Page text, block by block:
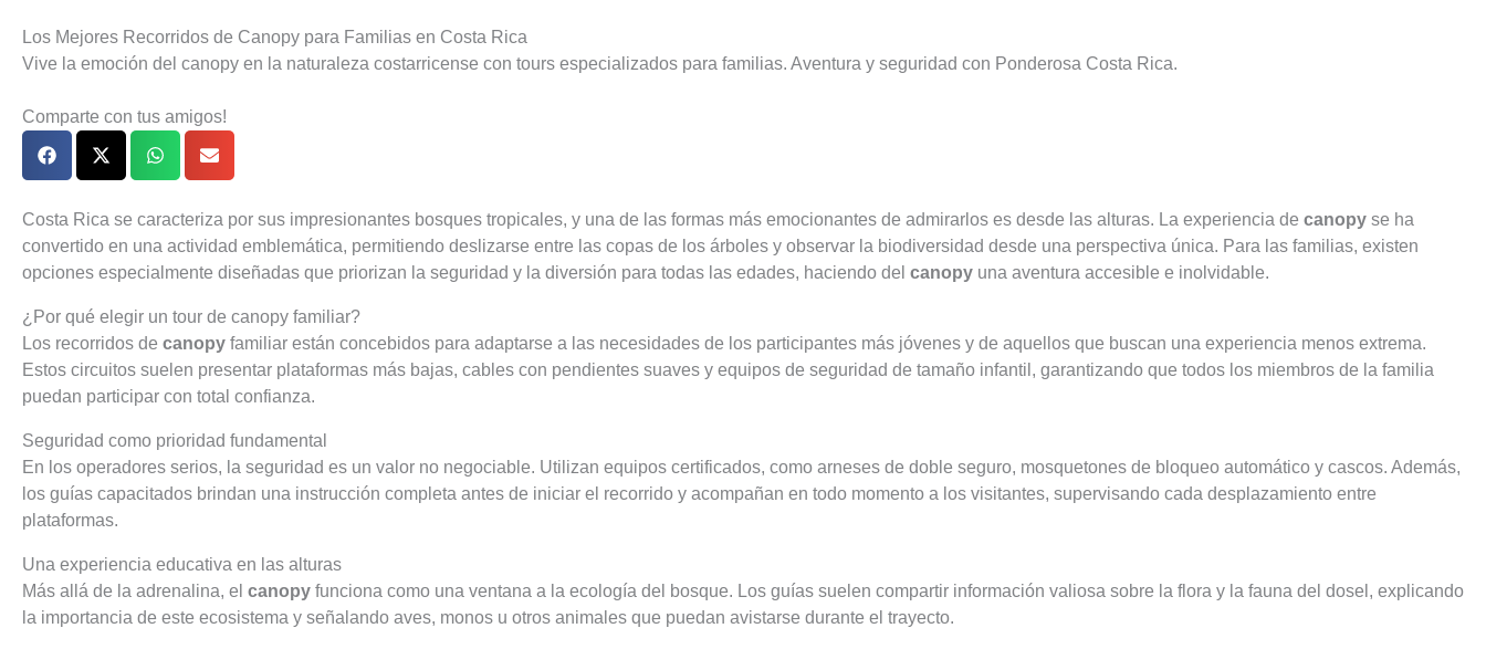
Los Mejores Recorridos de Canopy para Familias en Costa Rica
Vive la emoción del canopy en la naturaleza costarricense con tours especializados para familias. Aventura y seguridad con Ponderosa Costa Rica.
Comparte con tus amigos!
Costa Rica se caracteriza por sus impresionantes bosques tropicales, y una de las formas más emocionantes de admirarlos es desde las alturas. La experiencia de canopy se ha
convertido en una actividad emblemática, permitiendo deslizarse entre las copas de los árboles y observar la biodiversidad desde una perspectiva única. Para las familias, existen
opciones especialmente diseñadas que priorizan la seguridad y la diversión para todas las edades, haciendo del canopy una aventura accesible e inolvidable.
¿Por qué elegir un tour de canopy familiar?
Los recorridos de canopy familiar están concebidos para adaptarse a las necesidades de los participantes más jóvenes y de aquellos que buscan una experiencia menos extrema.
Estos circuitos suelen presentar plataformas más bajas, cables con pendientes suaves y equipos de seguridad de tamaño infantil, garantizando que todos los miembros de la familia
puedan participar con total confianza.
Seguridad como prioridad fundamental
En los operadores serios, la seguridad es un valor no negociable. Utilizan equipos certificados, como arneses de doble seguro, mosquetones de bloqueo automático y cascos. Además,
los guías capacitados brindan una instrucción completa antes de iniciar el recorrido y acompañan en todo momento a los visitantes, supervisando cada desplazamiento entre
plataformas.
Una experiencia educativa en las alturas
Más allá de la adrenalina, el canopy funciona como una ventana a la ecología del bosque. Los guías suelen compartir información valiosa sobre la flora y la fauna del dosel, explicando
la importancia de este ecosistema y señalando aves, monos u otros animales que puedan avistarse durante el trayecto.